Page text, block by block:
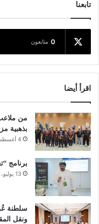
تابعنا
0 متابعون
اقرأ أيضا
من
بذهبية
4 أغسطس، 2026 2:47 م
برنامج
13 يوليو، 2026 12:00 م
سلطنة
ونقل